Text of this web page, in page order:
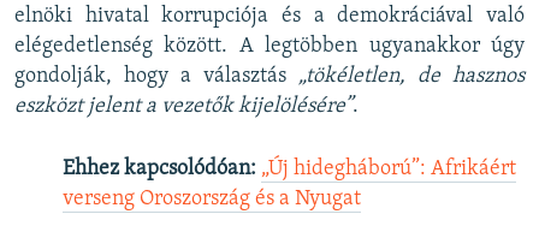
elnöki hivatal korrupciója és a demokráciával való
elégedetlenség között. A legtöbben ugyanakkor úgy
gondolják, hogy a választás „tökéletlen, de hasznos
eszközt jelent a vezetők kijelölésére”.
Ehhez kapcsolódóan: „Új hidegháború”: Afrikáért
verseng Oroszország és a Nyugat